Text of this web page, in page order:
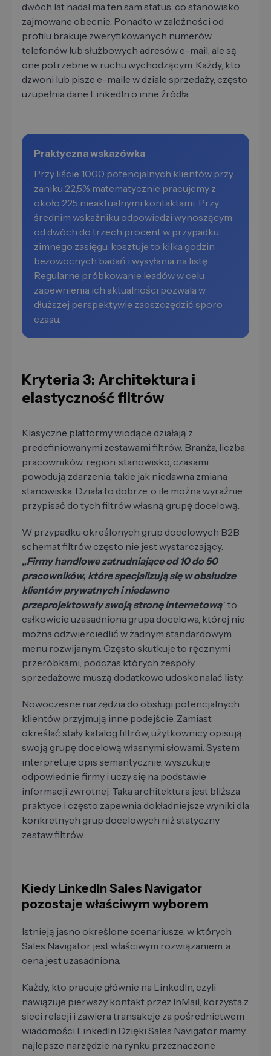
dwóch lat nadal ma ten sam status, co stanowisko
zajmowane obecnie. Ponadto w zależności od
profilu brakuje zweryfikowanych numerów
telefonów lub służbowych adresów e-mail, ale są
one potrzebne w ruchu wychodzącym. Każdy, kto
dzwoni lub pisze e-maile w dziale sprzedaży, często
uzupełnia dane LinkedIn o inne źródła.
Praktyczna wskazówka
Przy liście 1000 potencjalnych klientów przy
zaniku 22,5% matematycznie pracujemy z
około 225 nieaktualnymi kontaktami. Przy
średnim wskaźniku odpowiedzi wynoszącym
od dwóch do trzech procent w przypadku
zimnego zasięgu, kosztuje to kilka godzin
bezowocnych badań i wysyłania na listę.
Regularne próbkowanie leadów w celu
zapewnienia ich aktualności pozwala w
dłuższej perspektywie zaoszczędzić sporo
czasu.
Kryteria 3: Architektura i
elastyczność filtrów
Klasyczne platformy wiodące działają z
predefiniowanymi zestawami filtrów. Branża, liczba
pracowników, region, stanowisko, czasami
powodują zdarzenia, takie jak niedawna zmiana
stanowiska. Działa to dobrze, o ile można wyraźnie
przypisać do tych filtrów własną grupę docelową.
W przypadku określonych grup docelowych B2B
schemat filtrów często nie jest wystarczający.
„Firmy handlowe zatrudniające od 10 do 50
pracowników, które specjalizują się w obsłudze
klientów prywatnych i niedawno
przeprojektowały swoją stronę internetową” to
całkowicie uzasadniona grupa docelowa, której nie
można odzwierciedlić w żadnym standardowym
menu rozwijanym. Często skutkuje to ręcznymi
przeróbkami, podczas których zespoły
sprzedażowe muszą dodatkowo udoskonalać listy.
Nowoczesne narzędzia do obsługi potencjalnych
klientów przyjmują inne podejście. Zamiast
określać stały katalog filtrów, użytkownicy opisują
swoją grupę docelową własnymi słowami. System
interpretuje opis semantycznie, wyszukuje
odpowiednie firmy i uczy się na podstawie
informacji zwrotnej. Taka architektura jest bliższa
praktyce i często zapewnia dokładniejsze wyniki dla
konkretnych grup docelowych niż statyczny
zestaw filtrów.
Kiedy LinkedIn Sales Navigator
pozostaje właściwym wyborem
Istnieją jasno określone scenariusze, w których
Sales Navigator jest właściwym rozwiązaniem, a
cena jest uzasadniona.
Każdy, kto pracuje głównie na LinkedIn, czyli
nawiązuje pierwszy kontakt przez InMail, korzysta z
sieci relacji i zawiera transakcje za pośrednictwem
wiadomości LinkedIn Dzięki Sales Navigator mamy
najlepsze narzędzie na rynku przeznaczone